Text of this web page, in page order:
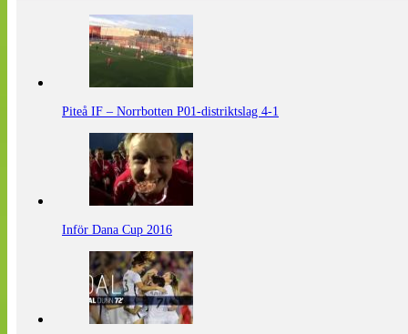
Piteå IF – Norrbotten P01-distriktslag 4-1
Inför Dana Cup 2016